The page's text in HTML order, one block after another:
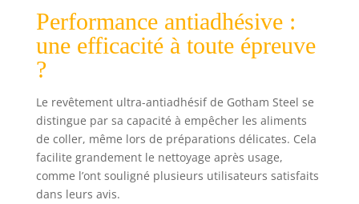
emboîtant
l'ensemble des
ustensiles de
permet
d'économiser 30
% d'espace en
plus et de libérer
de l'espace
Performance antiadhésive :
une efficacité à toute épreuve
?
Le revêtement ultra-antiadhésif de Gotham Steel se
distingue par sa capacité à empêcher les aliments
de coller, même lors de préparations délicates. Cela
facilite grandement le nettoyage après usage,
comme l’ont souligné plusieurs utilisateurs satisfaits
dans leurs avis.